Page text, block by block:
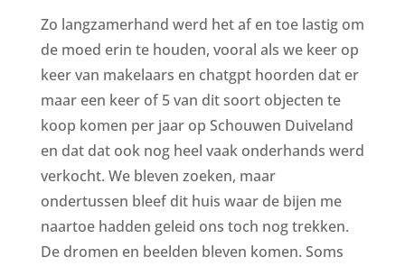
Zo langzamerhand werd het af en toe lastig om
de moed erin te houden, vooral als we keer op
keer van makelaars en chatgpt hoorden dat er
maar een keer of 5 van dit soort objecten te
koop komen per jaar op Schouwen Duiveland
en dat dat ook nog heel vaak onderhands werd
verkocht. We bleven zoeken, maar
ondertussen bleef dit huis waar de bijen me
naartoe hadden geleid ons toch nog trekken.
De dromen en beelden bleven komen. Soms